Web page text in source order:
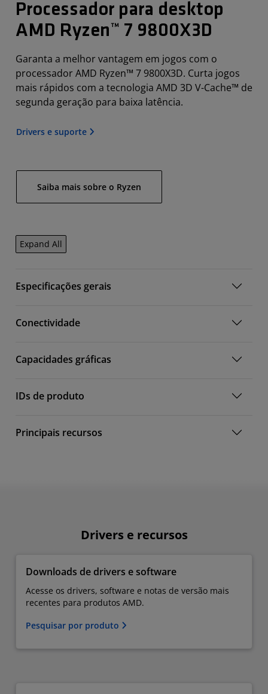
Processador para desktop
AMD Ryzen™ 7 9800X3D
Garanta a melhor vantagem em jogos com o
processador AMD Ryzen™ 7 9800X3D. Curta jogos
mais rápidos com a tecnologia AMD 3D V-Cache™ de
segunda geração para baixa latência.
Drivers e suporte
Saiba mais sobre o Ryzen
Expand All
Especificações gerais
Conectividade
Capacidades gráficas
IDs de produto
Principais recursos
Drivers e recursos
Downloads de drivers e software
Acesse os drivers, software e notas de versão mais
recentes para produtos AMD.
Pesquisar por produto